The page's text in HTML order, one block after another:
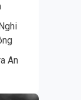
An